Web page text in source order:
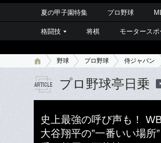
夏の甲子園特集 プロ野球
格闘技 将棋 モータースポ
野球 プロ野球 侍ジャパン
プロ野球亭日乗
史上最強の呼び声も！
大谷翔平の”一番いい場